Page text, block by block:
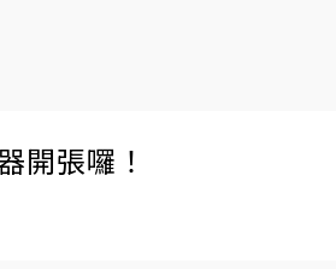
開張囉！